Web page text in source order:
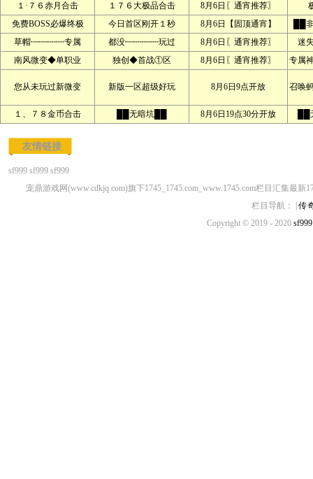
１·７６赤月合击
１７６大极品合击 8月6日〖通宵推荐〗
免费BOSS必爆终极
今日首区刚开１秒 8月6日【固顶通宵】
██
草帽┉┉┉┉专属
都没┉┉┉┉玩过 8月6日〖通宵推荐〗
迷
南风微变◆单职业
独创◆首战①区 8月6日〖通宵推荐〗 专属
您从未玩过新微变 新版一区超级好玩 8月6日9点开放 召唤
１、７８金币合击 ██无暗坑██ 8月6日19点30分开放
友情链接
sf999 sf999 sf999
宠鼎游戏网(www.cdkjq.com)旗下1745_1745.com_www.1745.com栏目汇集最新
栏目导航： |传
Copyright © 2019 - 2020 sf999